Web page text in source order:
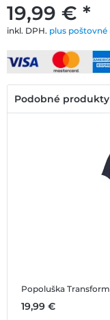
19,99 € *
inkl. DPH. plus poštovné
Podobné produkty
Popoluška
19,99 €